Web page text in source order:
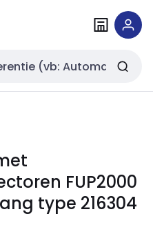
FUP2000
type 216304